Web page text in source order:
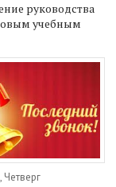
руководства
учебным
Четверг